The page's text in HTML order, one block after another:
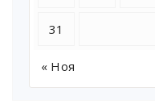
31
« Ноя